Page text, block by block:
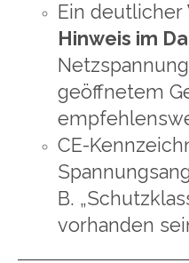
Ein deutlicher
Hinweis im
geöffnetem
CE-
B.
vorhanden